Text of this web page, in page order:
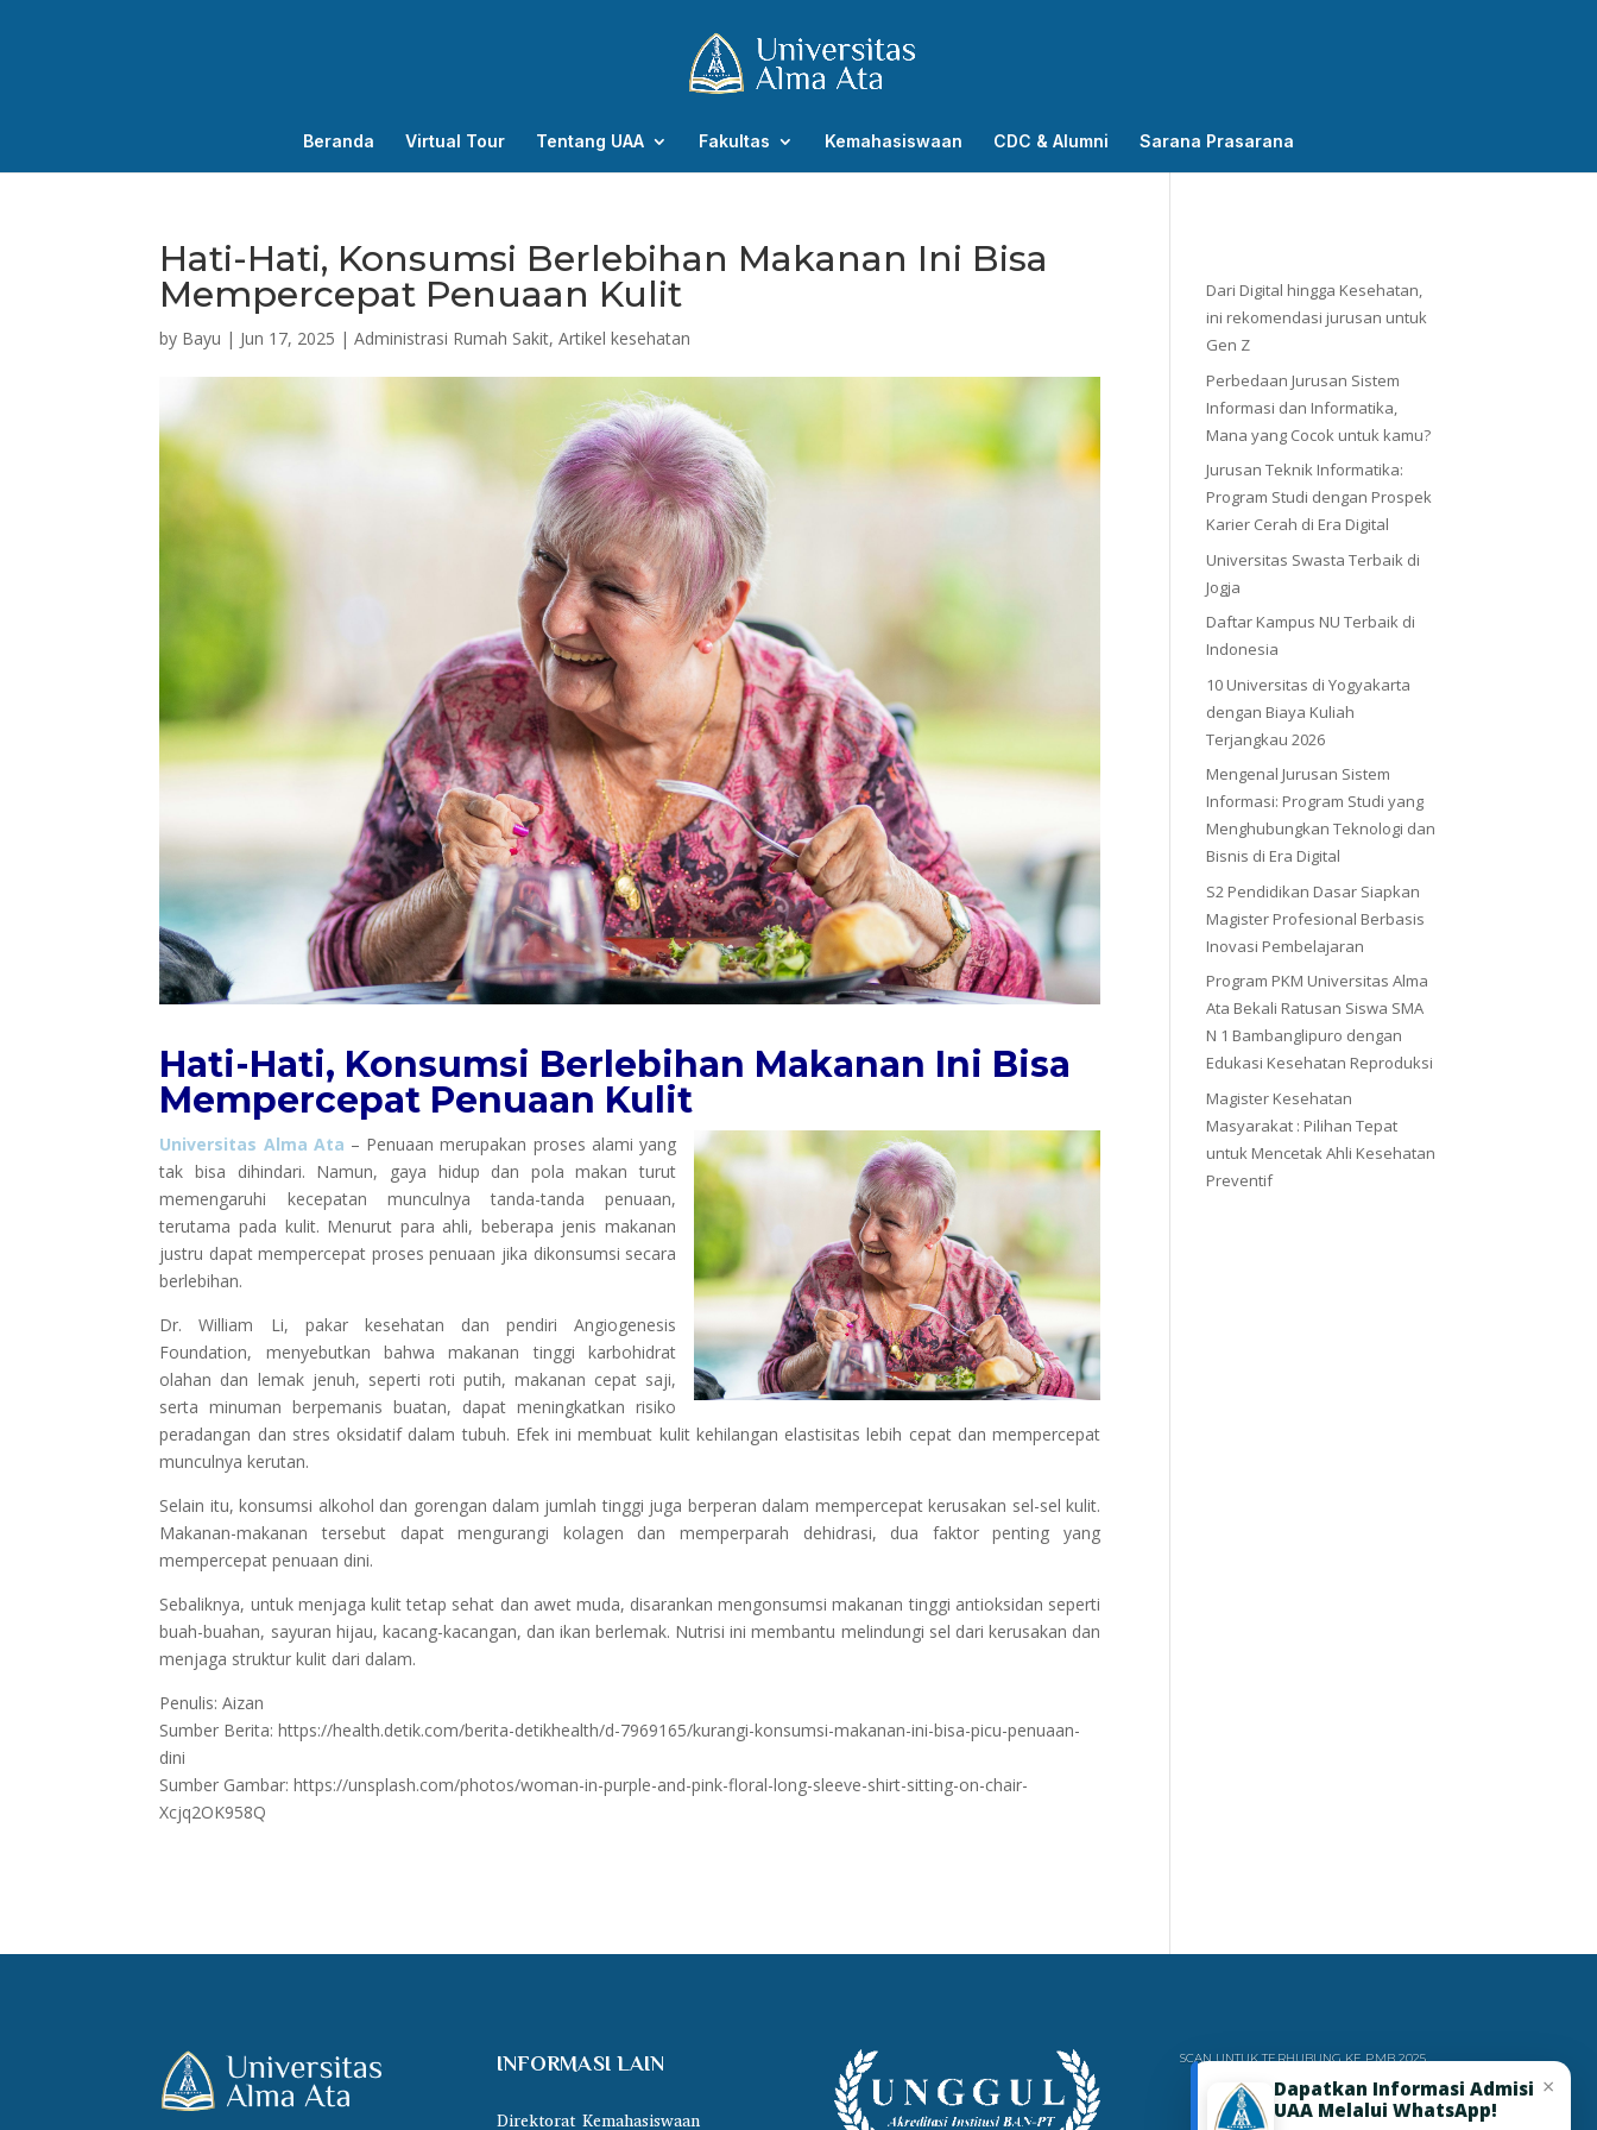
Beranda Virtual Tour Tentang UAA Fakultas Kemahasiswaan CDC & Alumni Sarana Prasarana
Hati-Hati, Konsumsi Berlebihan Makanan Ini Bisa
Mempercepat Penuaan Kulit
by Bayu | Jun 17, 2025 |Administrasi Rumah Sakit,Artikel kesehatan
Hati-Hati, Konsumsi Berlebihan Makanan Ini Bisa
Mempercepat Penuaan Kulit
Universitas Alma Ata – Penuaan merupakan proses alami yang
tak bisa dihindari. Namun, gaya hidup dan pola makan turut
memengaruhi kecepatan munculnya tanda-tanda penuaan,
terutama pada kulit. Menurut para ahli, beberapa jenis makanan
justru dapat mempercepat proses penuaan jika dikonsumsi secara
berlebihan.
Dr. William Li, pakar kesehatan dan pendiri Angiogenesis
Foundation, menyebutkan bahwa makanan tinggi karbohidrat
olahan dan lemak jenuh, seperti roti putih, makanan cepat saji,
serta minuman berpemanis buatan, dapat meningkatkan risiko
peradangan dan stres oksidatif dalam tubuh. Efek ini membuat kulit kehilangan elastisitas lebih cepat dan mempercepat
munculnya kerutan.
Selain itu, konsumsi alkohol dan gorengan dalam jumlah tinggi juga berperan dalam mempercepat kerusakan sel-sel kulit.
Makanan-makanan tersebut dapat mengurangi kolagen dan memperparah dehidrasi, dua faktor penting yang
mempercepat penuaan dini.
Sebaliknya, untuk menjaga kulit tetap sehat dan awet muda, disarankan mengonsumsi makanan tinggi antioksidan seperti
buah-buahan, sayuran hijau, kacang-kacangan, dan ikan berlemak. Nutrisi ini membantu melindungi sel dari kerusakan dan
menjaga struktur kulit dari dalam.
Penulis: Aizan
Sumber Berita: https://health.detik.com/berita-detikhealth/d-7969165/kurangi-konsumsi-makanan-ini-bisa-picu-penuaan-
dini
Sumber Gambar: https://unsplash.com/photos/woman-in-purple-and-pink-floral-long-sleeve-shirt-sitting-on-chair-
Xcjq2OK958Q
Dari Digital hingga Kesehatan,
ini rekomendasi jurusan untuk
Gen Z
Perbedaan Jurusan Sistem
Informasi dan Informatika,
Mana yang Cocok untuk kamu?
Jurusan Teknik Informatika:
Program Studi dengan Prospek
Karier Cerah di Era Digital
Universitas Swasta Terbaik di
Jogja
Daftar Kampus NU Terbaik di
Indonesia
10 Universitas di Yogyakarta
dengan Biaya Kuliah
Terjangkau 2026
Mengenal Jurusan Sistem
Informasi: Program Studi yang
Menghubungkan Teknologi dan
Bisnis di Era Digital
S2 Pendidikan Dasar Siapkan
Magister Profesional Berbasis
Inovasi Pembelajaran
Program PKM Universitas Alma
Ata Bekali Ratusan Siswa SMA
N 1 Bambanglipuro dengan
Edukasi Kesehatan Reproduksi
Magister Kesehatan
Masyarakat : Pilihan Tepat
untuk Mencetak Ahli Kesehatan
Preventif
INFORMASI LAIN
Direktorat Kemahasiswaan
SCAN UNTUK TERHUBUNG KE PMB 2025
×
Dapatkan Informasi Admisi
UAA Melalui WhatsApp!